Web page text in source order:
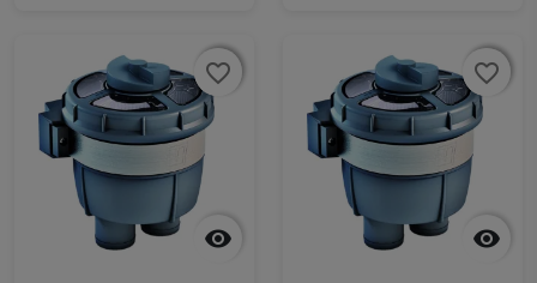

favorite_border
favorite_border

favorite_border
favorite_border